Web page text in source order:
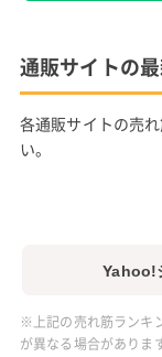
通販サイトの
各通販サイトの売
い。
Yahoo!
※上記の売れ筋ランキ
が異なる場合がありま